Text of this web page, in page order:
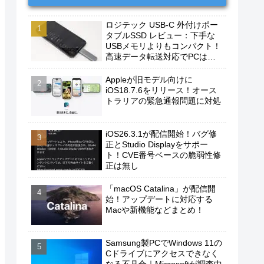
ロジテック USB-C 外付けポー
タブルSSD レビュー：下手な
USBメモリよりもコンパクト！
高速データ転送対応でPCは勿
もおすすめ！
Appleが旧モデル向けに
iOS18.7.6をリリース！オース
トラリアの緊急通報問題に対処
iOS26.3.1が配信開始！バグ修
正とStudio Displayをサポー
ト！CVE番号ベースの脆弱性修
正は無し
「macOS Catalina」が配信開
始！アップデートに対応する
Macや新機能などまとめ！
Samsung製PCでWindows 11の
Cドライブにアクセスできなく